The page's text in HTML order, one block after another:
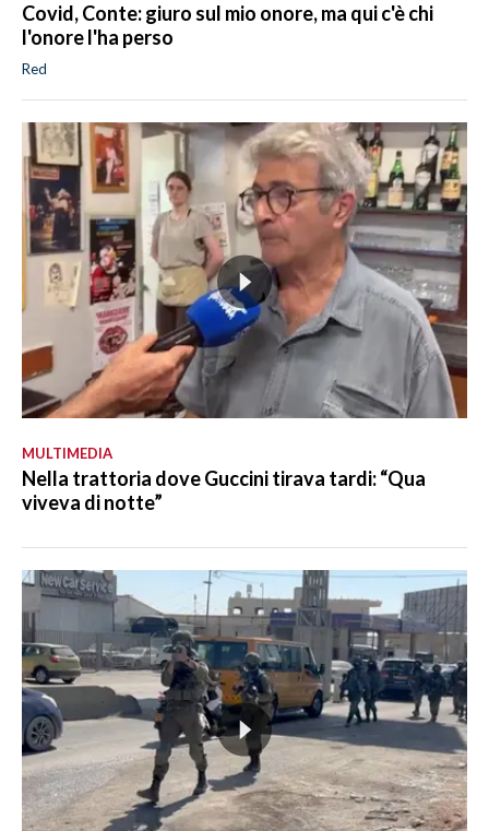
Covid, Conte: giuro sul mio onore, ma qui c'è chi
l'onore l'ha perso
Red
MULTIMEDIA
Nella trattoria dove Guccini tirava tardi: “Qua
viveva di notte”